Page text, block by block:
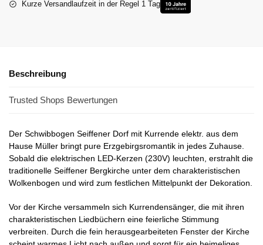
Kurze Versandlaufzeit in der Regel 1 Tag
Beschreibung
Trusted Shops Bewertungen
Der Schwibbogen Seiffener Dorf mit Kurrende elektr. aus dem
Hause Müller bringt pure Erzgebirgsromantik in jedes Zuhause.
Sobald die elektrischen LED-Kerzen (230V) leuchten, erstrahlt die
traditionelle Seiffener Bergkirche unter dem charakteristischen
Wolkenbogen und wird zum festlichen Mittelpunkt der Dekoration.
Vor der Kirche versammeln sich Kurrendensänger, die mit ihren
charakteristischen Liedbüchern eine feierliche Stimmung
verbreiten. Durch die fein herausgearbeiteten Fenster der Kirche